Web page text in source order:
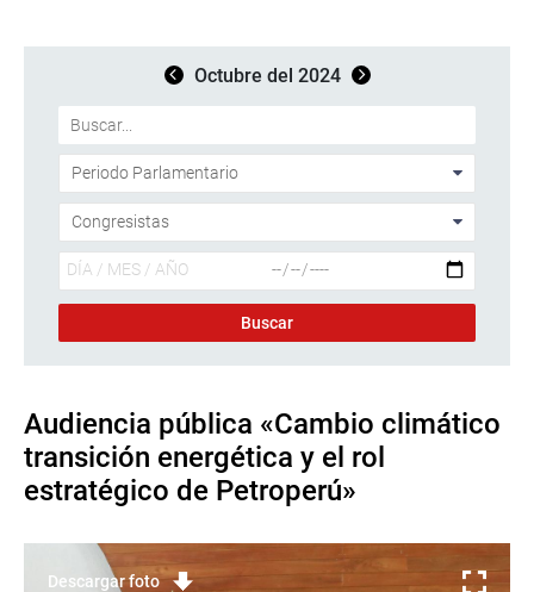
Octubre del 2024
Audiencia pública «Cambio climático
transición energética y el rol
estratégico de Petroperú»
Descargar foto